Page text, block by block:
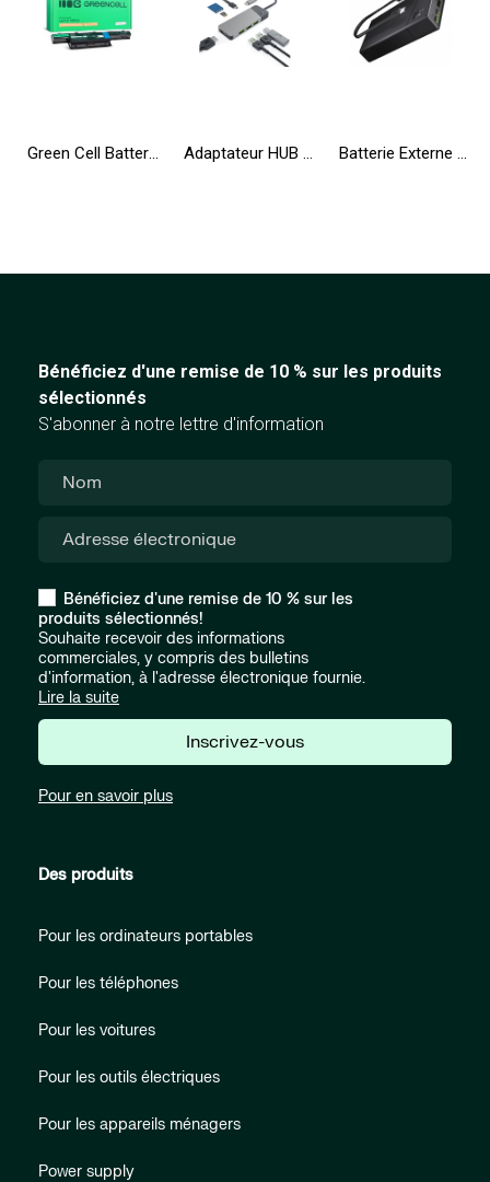
Green Cell Batterie AS10D31 AS10D41 AS10D51 AS10D71 pour Acer Aspire 5741 5741G 5742 5742G 5750 5750G E1-521 E1-531 E1-571 Adaptateur HUB GC Connect 7en1 (3xUSB-A 3.1 HDMI 4K 60Hz USB-C PD 85W) pour Apple MacBook M1/M2 Lenovo X1 Asus ZenBook Dell XPS Batterie Externe Green Cell GC PowerPlay20 20000mAh avec charge rapide 2x USB Ultra Charge et 2x USB-C Power Delivery 18W
Bénéficiez d'une remise de 10 % sur les produits
sélectionnés
S'abonner à notre lettre d'information
Bénéficiez d'une remise de 10 % sur les
produits sélectionnés!
Souhaite recevoir des informations
commerciales, y compris des bulletins
d'information, à l'adresse électronique fournie.
Lire la suite
Inscrivez-vous
Pour en savoir plus
Des produits
Pour les ordinateurs portables
Pour les téléphones
Pour les voitures
Pour les outils électriques
Pour les appareils ménagers
Power supply